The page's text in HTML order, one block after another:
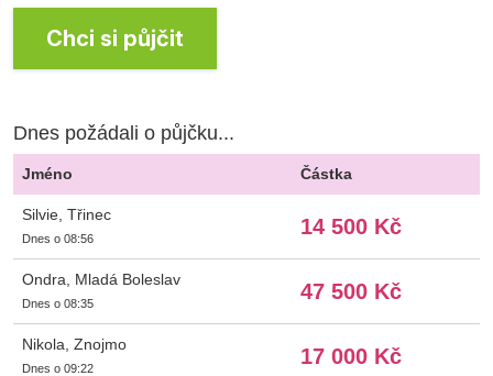
Chci si půjčit
Dnes požádali o půjčku...
Jméno Částka
Silvie, Třinec
Dnes o 08:56 14 500 Kč
Ondra, Mladá Boleslav
Dnes o 08:35 47 500 Kč
Nikola, Znojmo
Dnes o 09:22 17 000 Kč